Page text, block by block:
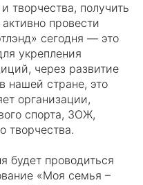
творчества, получить
провести
сегодня — это
укрепления
через развитие
нашей стране, это
организации,
спорта, ЗОЖ,
творчества.
будет проводиться
«Моя семья –